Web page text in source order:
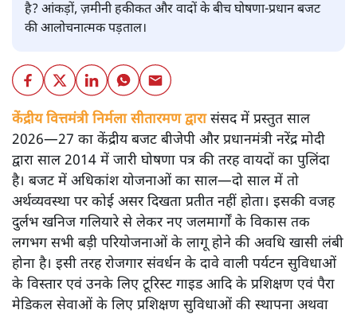
है? आंकड़ों, ज़मीनी हकीकत और वादों के बीच घोषणा-प्रधान बजट
की आलोचनात्मक पड़ताल।
केंद्रीय वित्तमंत्री निर्मला सीतारमण द्वारासंसद में प्रस्तुत साल
2026—27 का केंद्रीय बजट बीजेपी और प्रधानमंत्री नरेंद्र मोदी
द्वारा साल 2014 में जारी घोषणा पत्र की तरह वायदों का पुलिंदा
है। बजट में अधिकांश योजनाओं का साल—दो साल में तो
अर्थव्यवस्था पर कोई असर दिखता प्रतीत नहीं होता। इसकी वजह
दुर्लभ खनिज गलियारे से लेकर नए जलमार्गों के विकास तक
लगभग सभी बड़ी परियोजनाओं के लागू होने की अवधि खासी लंबी
होना है। इसी तरह रोजगार संवर्धन के दावे वाली पर्यटन सुविधाओं
के विस्तार एवं उनके लिए टूरिस्ट गाइड आदि के प्रशिक्षण एवं पैरा
मेडिकल सेवाओं के लिए प्रशिक्षण सुविधाओं की स्थापना अथवा